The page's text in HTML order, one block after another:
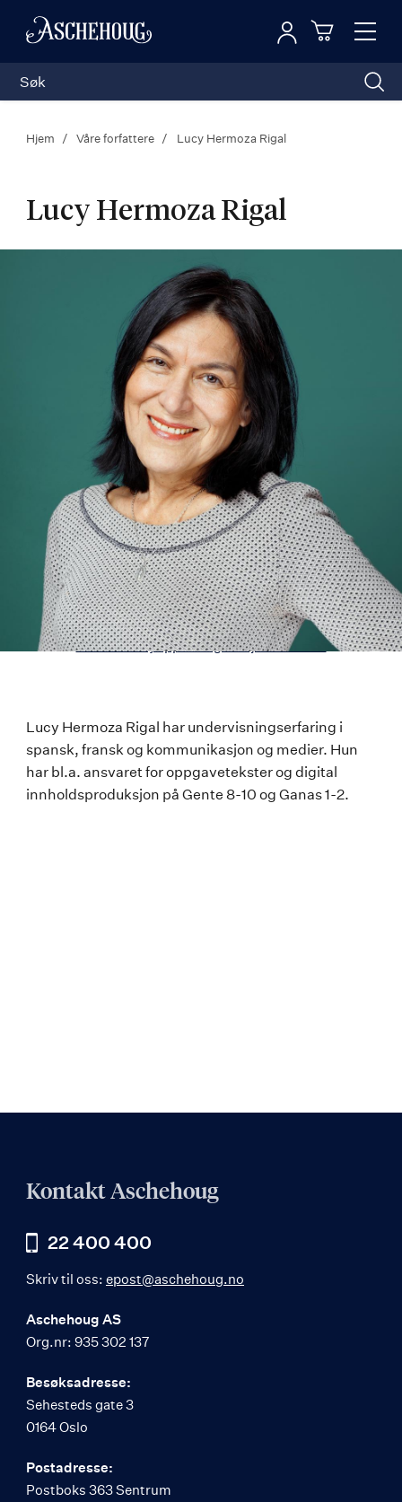
Toggle
Logg inn
Hjem Våre forfattere Lucy Hermoza Rigal
Lucy Hermoza Rigal
Last ned høyoppløselig versjon av bildet
Lucy
Hermoza
Rigal
Lucy Hermoza Rigal har undervisningserfaring i
spansk, fransk og kommunikasjon og medier. Hun
har bl.a. ansvaret for oppgavetekster og digital
innholdsproduksjon på Gente 8-10 og Ganas 1-2.
Kontakt Aschehoug
22 400 400
Skriv til oss: epost@aschehoug.no
Aschehoug AS
Org.nr: 935 302 137
Besøksadresse:
Sehesteds gate 3
0164 Oslo
Postadresse:
Postboks 363 Sentrum